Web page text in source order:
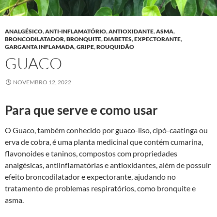
ANALGÉSICO,ANTI-INFLAMATÓRIO,ANTIOXIDANTE,ASMA,
BRONCODILATADOR,BRONQUITE,DIABETES,EXPECTORANTE,
GARGANTA INFLAMADA,GRIPE,ROUQUIDÃO
GUACO
NOVEMBRO 12, 2022
Para que serve e como usar
O Guaco, também conhecido por guaco-liso, cipó-caatinga ou
erva de cobra, é uma planta medicinal que contém cumarina,
flavonoides e taninos, compostos com propriedades
analgésicas, antiinflamatórias e antioxidantes, além de possuir
efeito broncodilatador e expectorante, ajudando no
tratamento de problemas respiratórios, como bronquite e
asma.